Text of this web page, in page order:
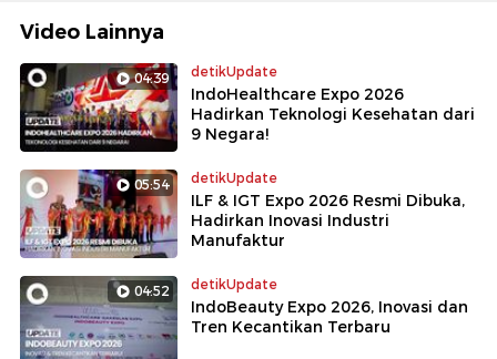
Video Lainnya
04:39 detikUpdate
IndoHealthcare Expo 2026
Hadirkan Teknologi Kesehatan dari
9 Negara!
05:54 detikUpdate
ILF & IGT Expo 2026 Resmi Dibuka,
Hadirkan Inovasi Industri
Manufaktur
04:52 detikUpdate
IndoBeauty Expo 2026, Inovasi dan
Tren Kecantikan Terbaru